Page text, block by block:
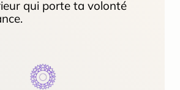
qui porte ta volonté